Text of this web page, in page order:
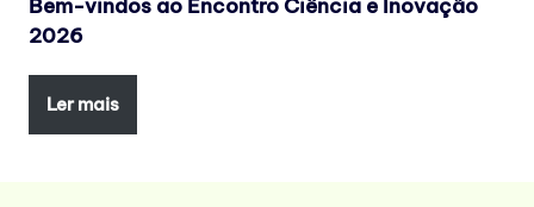
Bem-vindos ao Encontro Ciência e Inovação
2026
Ler mais